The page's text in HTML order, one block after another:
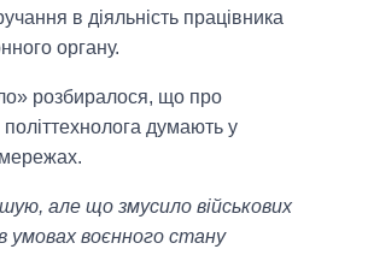
в діяльність працівника
органу.
розбиралося, що про
думають у
але що змусило військових
умовах воєнного стану